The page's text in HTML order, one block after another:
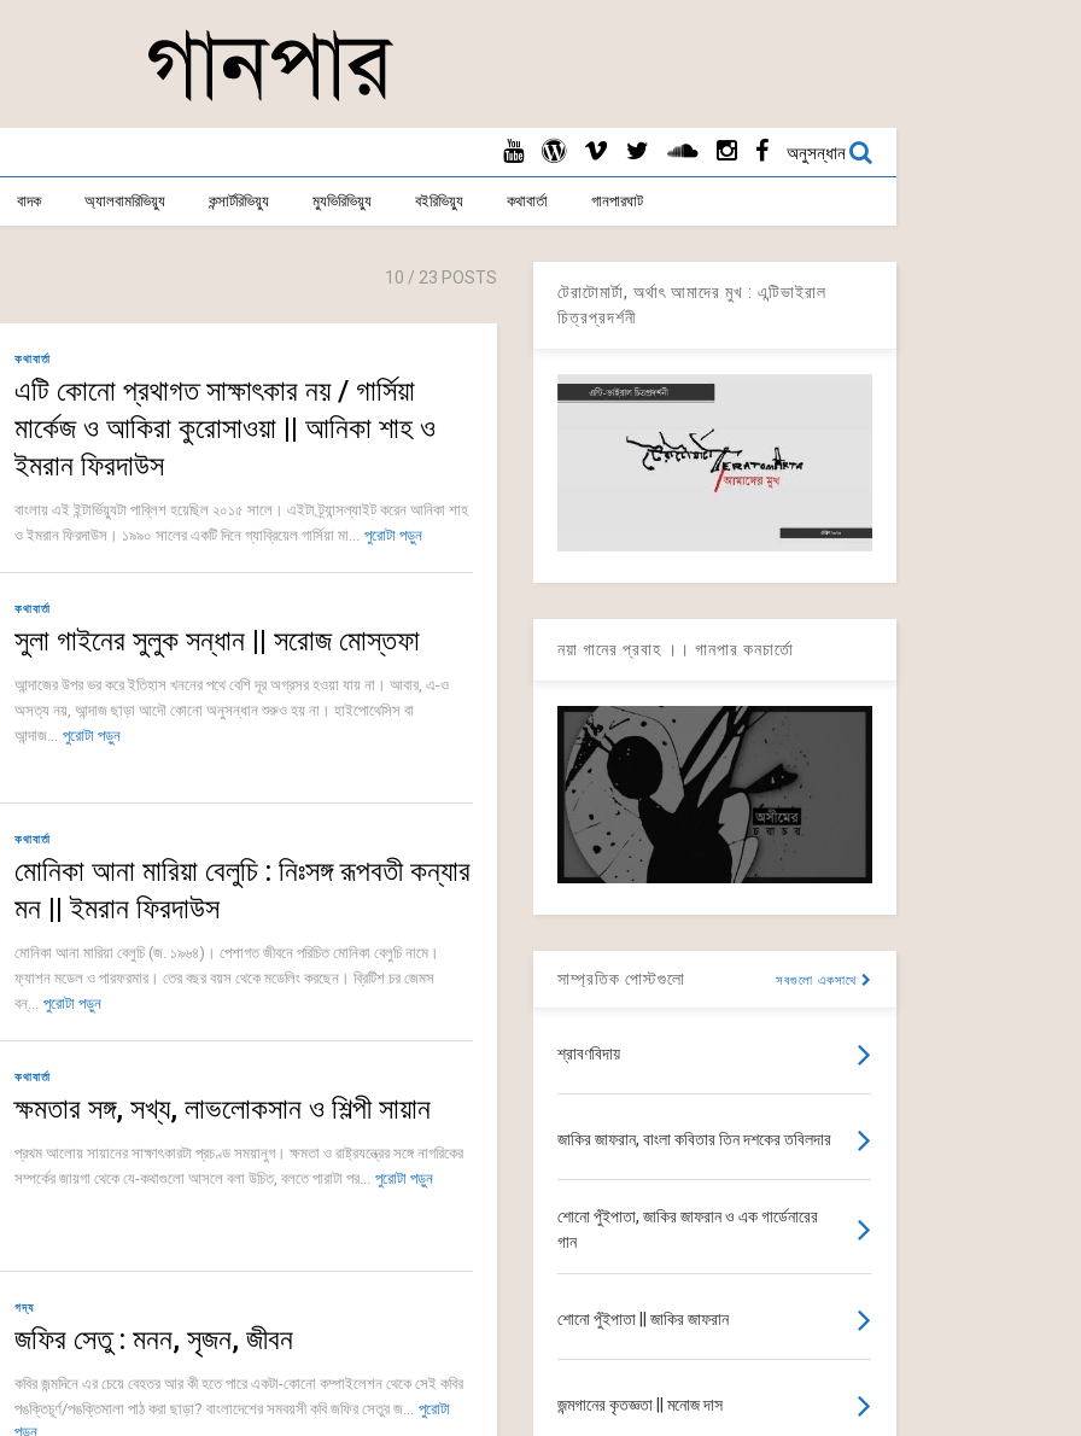
অনুসন্ধান
বাদক অ্যালবামরিভিয়্যু কন্সার্টরিভিয়্যু ম্যুভিরিভিয়্যু বইরিভিয়্যু কথাবার্তা গানপারঘাট
10 / 23 POSTS
কথাবার্তা
এটি কোনো প্রথাগত সাক্ষাৎকার নয় / গার্সিয়া
মার্কেজ ও আকিরা কুরোসাওয়া || আনিকা শাহ ও
ইমরান ফিরদাউস
বাংলায় এই ইন্টার্ভিয়্যুটা পাব্লিশ হয়েছিল ২০১৫ সালে। এইটা ট্র্যান্সল্যাইট করেন আনিকা শাহ
ও ইমরান ফিরদাউস। ১৯৯০ সালের একটি দিনে গ্যাব্রিয়েল গার্সিয়া মা... পুরোটা পড়ুন
কথাবার্তা
সুলা গাইনের সুলুক সন্ধান || সরোজ মোস্তফা
আন্দাজের উপর ভর করে ইতিহাস খননের পথে বেশি দূর অগ্রসর হওয়া যায় না। আবার, এ-ও
অসত্য নয়, আন্দাজ ছাড়া আদৌ কোনো অনুসন্ধান শুরুও হয় না। হাইপোথেসিস বা
আন্দাজ... পুরোটা পড়ুন
কথাবার্তা
মোনিকা আনা মারিয়া বেলুচি : নিঃসঙ্গ রূপবতী কন্যার
মন || ইমরান ফিরদাউস
মোনিকা আনা মারিয়া বেলুচি (জ. ১৯৬৪)। পেশাগত জীবনে পরিচিত মোনিকা বেলুচি নামে।
ফ্যাশন মডেল ও পারফরমার। তের বছর বয়স থেকে মডেলিং করছেন। ব্রিটিশ চর জেমস
বন্... পুরোটা পড়ুন
কথাবার্তা
ক্ষমতার সঙ্গ, সখ্য, লাভলোকসান ও শিল্পী সায়ান
প্রথম আলোয় সায়ানের সাক্ষাৎকারটা প্রচণ্ড সময়ানুগ। ক্ষমতা ও রাষ্ট্রযন্ত্রের সঙ্গে নাগরিকের
সম্পর্কের জায়গা থেকে যে-কথাগুলো আসলে বলা উচিত, বলতে পারাটা পর... পুরোটা পড়ুন
গদ্য
জফির সেতু : মনন, সৃজন, জীবন
কবির জন্মদিনে এর চেয়ে বেহতর আর কী হতে পারে একটা-কোনো কম্পাইলেশন থেকে সেই কবির
পঙক্তিচূর্ণ/পঙক্তিমালা পাঠ করা ছাড়া? বাংলাদেশের সমবয়সী কবি জফির সেতুর জ... পুরোটা
পড়ুন
টেরাটোমার্টা, অর্থাৎ আমাদের মুখ : এন্টিভাইরাল
চিত্রপ্রদর্শনী
নয়া গানের প্রবাহ ।। গানপার কনচার্তো
সাম্প্রতিক পোস্টগুলো সবগুলো একসাথে
শ্রাবণবিদায়
জাকির জাফরান, বাংলা কবিতার তিন দশকের তবিলদার
শোনো পুঁইপাতা, জাকির জাফরান ও এক গার্ডেনারের
গান
শোনো পুঁইপাতা || জাকির জাফরান
জন্মগানের কৃতজ্ঞতা || মনোজ দাস